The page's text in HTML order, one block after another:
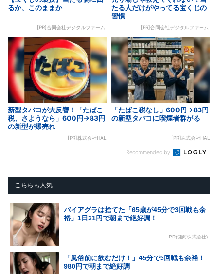
るか、このままか
[PR]合同会社デジタルファーム
たる人だけがやってる宝くじの
習慣
[PR]合同会社デジタルファーム
新型タバコが大反響！「たばこ
税、さようなら」600円→83円
の新型が爆売れ
[PR]株式会社HAL
「たばこ税なし」600円→83円
の新型タバコに喫煙者群がる
[PR]株式会社HAL
Recommended by
こちらも人気
バイアグラは捨てた「65歳が45分で3回戦も余
裕」1日31円で朝まで絶好調！
PR(健商株式会社)
「風俗前に飲むだけ！」45分で3回戦も余裕！
980円で朝まで絶好調